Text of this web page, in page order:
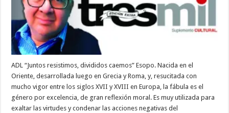
ADL “Juntos resistimos, divididos caemos” Esopo. Nacida en el
Oriente, desarrollada luego en Grecia y Roma, y, resucitada con
mucho vigor entre los siglos XVII y XVIII en Europa, la fábula es el
género por excelencia, de gran reflexión moral. Es muy utilizada para
exaltar las virtudes y condenar las acciones negativas del